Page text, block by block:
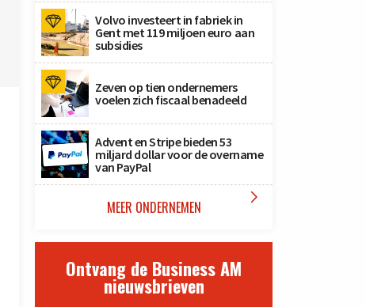
Volvo investeert in fabriek in
Gent met 119 miljoen euro aan
subsidies
Zeven op tien ondernemers
voelen zich fiscaal benadeeld
Advent en Stripe bieden 53
miljard dollar voor de overname
van PayPal
MEER ONDERNEMEN 
Ontvang de Business AM
nieuwsbrieven